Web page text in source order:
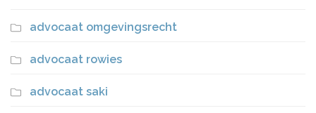
advocaat omgevingsrecht
advocaat rowies
advocaat saki